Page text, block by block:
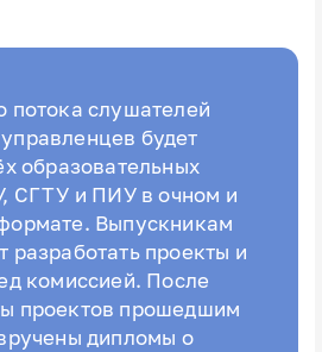
потока слушателей
будет
образовательных
СГТУ и ПИУ в очном и
Выпускникам
разработать проекты и
комиссией. После
проектов прошедшим
дипломы о